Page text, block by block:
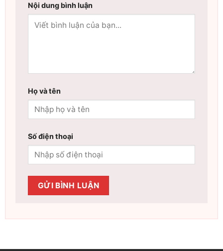
Nội dung bình luận
Họ và tên
Số điện thoại